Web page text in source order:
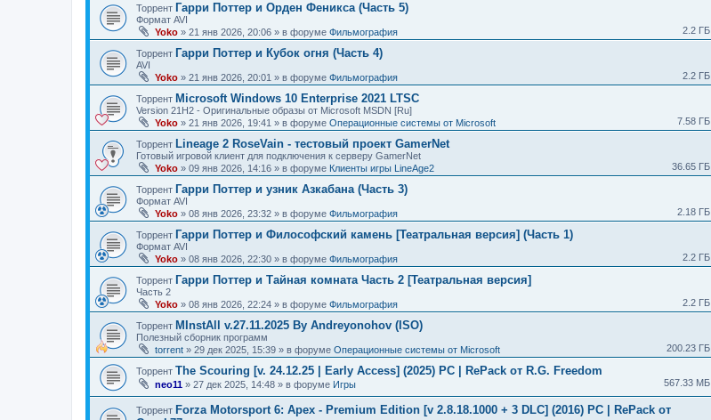
Торрент Гарри Поттер и Орден Феникса (Часть 5)
Формат AVI
Yoko » 21 янв 2026, 20:06 » в форуме Фильмография 2.2 ГБ
Торрент Гарри Поттер и Кубок огня (Часть 4)
AVI
Yoko » 21 янв 2026, 20:01 » в форуме Фильмография 2.2 ГБ
Торрент Microsoft Windows 10 Enterprise 2021 LTSC
Version 21H2 - Оригинальные образы от Microsoft MSDN [Ru]
Yoko » 21 янв 2026, 19:41 » в форуме Операционные системы от Microsoft 7.58 ГБ
Торрент Lineage 2 RoseVain - тестовый проект GamerNet
Готовый игровой клиент для подключения к серверу GamerNet
Yoko » 09 янв 2026, 14:16 » в форуме Клиенты игры LineAge2 36.65 ГБ
Торрент Гарри Поттер и узник Азкабана (Часть 3)
Формат AVI
Yoko » 08 янв 2026, 23:32 » в форуме Фильмография 2.18 ГБ
Торрент Гарри Поттер и Философский камень [Театральная версия] (Часть 1)
Формат AVI
Yoko » 08 янв 2026, 22:30 » в форуме Фильмография 2.2 ГБ
Торрент Гарри Поттер и Тайная комната Часть 2 [Театральная версия]
Часть 2
Yoko » 08 янв 2026, 22:24 » в форуме Фильмография 2.2 ГБ
Торрент MInstAll v.27.11.2025 By Andreyonohov (ISO)
Полезный сборник программ
torrent » 29 дек 2025, 15:39 » в форуме Операционные системы от Microsoft 200.23 ГБ
Торрент The Scouring [v. 24.12.25 | Early Access] (2025) PC | RePack от R.G. Freedom
neo11 » 27 дек 2025, 14:48 » в форуме Игры 567.33 МБ
Торрент Forza Motorsport 6: Apex - Premium Edition [v 2.8.18.1000 + 3 DLC] (2016) PC | RePack от